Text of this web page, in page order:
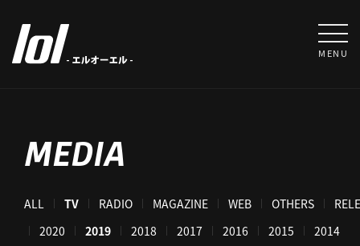
MENU
MEDIA
ALL TV RADIO MAGAZINE WEB OTHERS
2020 2019 2018 2017 2016 2015 2014